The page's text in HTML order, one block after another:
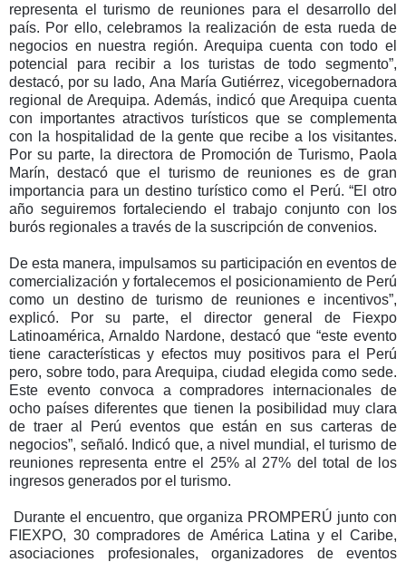
representa el turismo de reuniones para el desarrollo del
país. Por ello, celebramos la realización de esta rueda de
negocios en nuestra región. Arequipa cuenta con todo el
potencial para recibir a los turistas de todo segmento”,
destacó, por su lado, Ana María Gutiérrez, vicegobernadora
regional de Arequipa. Además, indicó que Arequipa cuenta
con importantes atractivos turísticos que se complementa
con la hospitalidad de la gente que recibe a los visitantes.
Por su parte, la directora de Promoción de Turismo, Paola
Marín, destacó que el turismo de reuniones es de gran
importancia para un destino turístico como el Perú. “El otro
año seguiremos fortaleciendo el trabajo conjunto con los
burós regionales a través de la suscripción de convenios.
De esta manera, impulsamos su participación en eventos de
comercialización y fortalecemos el posicionamiento de Perú
como un destino de turismo de reuniones e incentivos”,
explicó. Por su parte, el director general de Fiexpo
Latinoamérica, Arnaldo Nardone, destacó que “este evento
tiene características y efectos muy positivos para el Perú
pero, sobre todo, para Arequipa, ciudad elegida como sede.
Este evento convoca a compradores internacionales de
ocho países diferentes que tienen la posibilidad muy clara
de traer al Perú eventos que están en sus carteras de
negocios”, señaló. Indicó que, a nivel mundial, el turismo de
reuniones representa entre el 25% al 27% del total de los
ingresos generados por el turismo.
Durante el encuentro, que organiza PROMPERÚ junto con
FIEXPO, 30 compradores de América Latina y el Caribe,
asociaciones profesionales, organizadores de eventos